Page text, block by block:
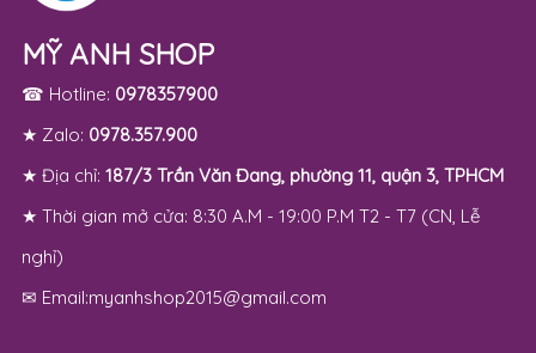
MỸ ANH SHOP
☎ Hotline: 0978357900
★ Zalo: 0978.357.900
★ Địa chỉ: 187/3 Trần Văn Đang, phường 11, quận 3, TPHCM
★ Thời gian mở cửa: 8:30 A.M - 19:00 P.M T2 - T7 (CN, Lễ
nghỉ)
✉ Email:myanhshop2015@gmail.com